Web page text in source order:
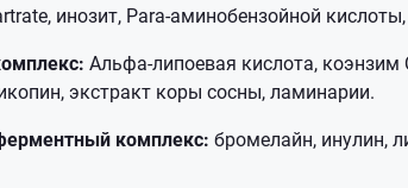
инозит, Para-аминобензойной
Альфа-липоевая кислота, коэнзим
экстракт коры сосны, ламинарии.
комплекс: бромелайн, инулин,